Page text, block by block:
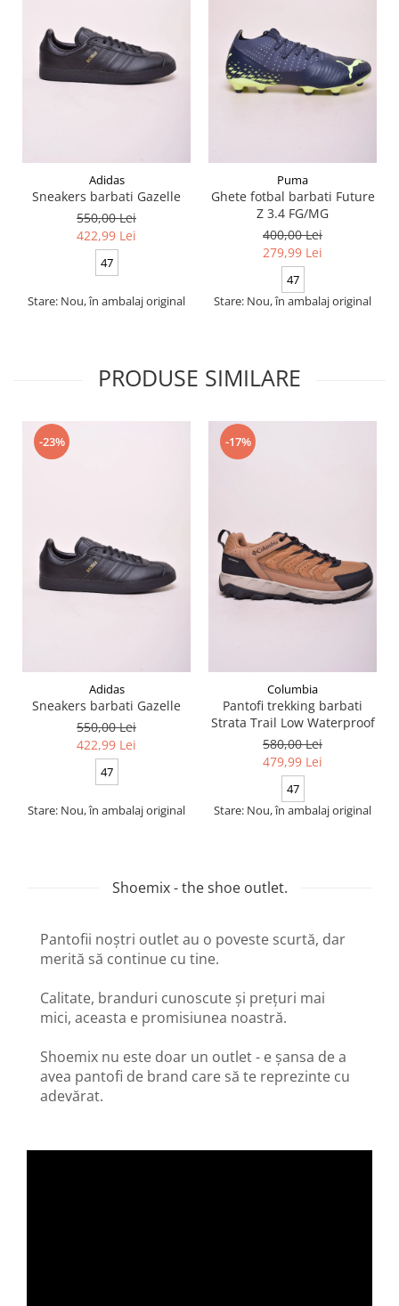
Adidas
Sneakers barbati Gazelle
550,00 Lei
422,99 Lei
47
Stare: Nou, în ambalaj original
Puma
Ghete fotbal barbati Future
Z 3.4 FG/MG
400,00 Lei
279,99 Lei
47
Stare: Nou, în ambalaj original
PRODUSE SIMILARE
-23%
Adidas
Sneakers barbati Gazelle
550,00 Lei
422,99 Lei
47
Stare: Nou, în ambalaj original
-17%
Columbia
Pantofi trekking barbati
Strata Trail Low Waterproof
580,00 Lei
479,99 Lei
47
Stare: Nou, în ambalaj original
Shoemix - the shoe outlet.
Pantofii noștri outlet au o poveste scurtă, dar
merită să continue cu tine.
Calitate, branduri cunoscute și prețuri mai
mici, aceasta e promisiunea noastră.
Shoemix nu este doar un outlet - e șansa de a
avea pantofi de brand care să te reprezinte cu
adevărat.